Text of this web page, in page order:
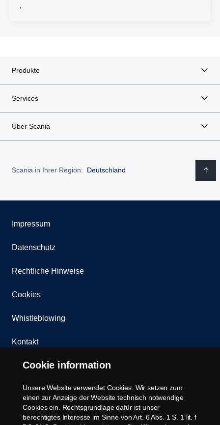
,
Produkte
Services
Über Scania
Scania in Ihrer Region: Deutschland
Impressum
Datenschutz
Rechtliche Hinweise
Cookies
Whistleblowing
Kontakt
Newsletter
Scania Cookie Richtlinie
Cookie information
Unsere Website verwendet Cookies. Wir setzen zum
einen zur Anzeige der Website technisch notwendige
Cookies ein. Rechtsgrundlage dafür ist unser
berechtigtes Interesse im Sinne von Art. 6 Abs. 1 S. 1 lit. f